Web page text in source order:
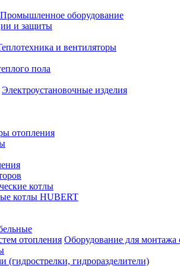
Промышленное оборудование
и защиты
и вентиляторы
пола
Электроустановочные изделия
отопления
котлы
котлы HUBERT
Оборудование для монтажа
(гидрострелки, гидроразделители)